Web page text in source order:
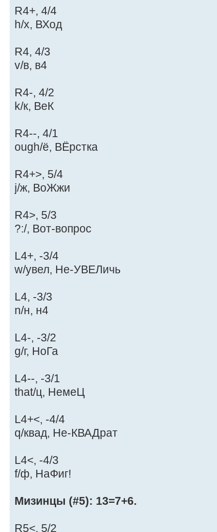
R4+, 4/4
h/х, ВХод
R4, 4/3
v/в, в4
R4-, 4/2
k/к, ВеК
R4--, 4/1
ough/ё, ВЁрстка
R4+>, 5/4
j/ж, ВоЖжи
R4>, 5/3
?:/, Вот-вопрос
L4+, -3/4
w/увел, Не-УВЕЛичь
L4, -3/3
n/н, н4
L4-, -3/2
g/г, НоГа
L4--, -3/1
that/ц, НемеЦ
L4+<, -4/4
q/квад, Не-КВАДрат
L4<, -4/3
f/ф, НаФиг!
Мизинцы (#5): 13=7+6.
R5<, 5/2